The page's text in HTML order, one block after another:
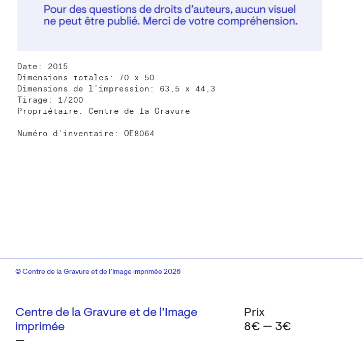
Date: 2015
Dimensions totales: 70 x 50
Dimensions de l’impression: 63,5 x 44,3
Tirage: 1/200
Propriétaire: Centre de la Gravure
Numéro d'inventaire: OE8064
Centre de la Gravure et de l’Image
imprimée
—
Prix
8€ — 3€
© Centre de la Gravure et de l’Image imprimée 2026